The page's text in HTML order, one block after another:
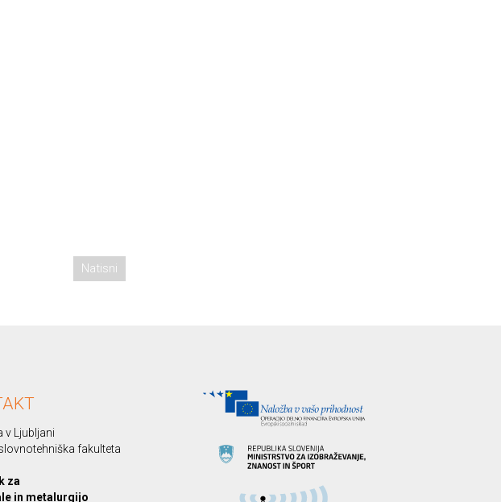
Natisni
v Ljubljani
fakulteta
za
in metalurgijo